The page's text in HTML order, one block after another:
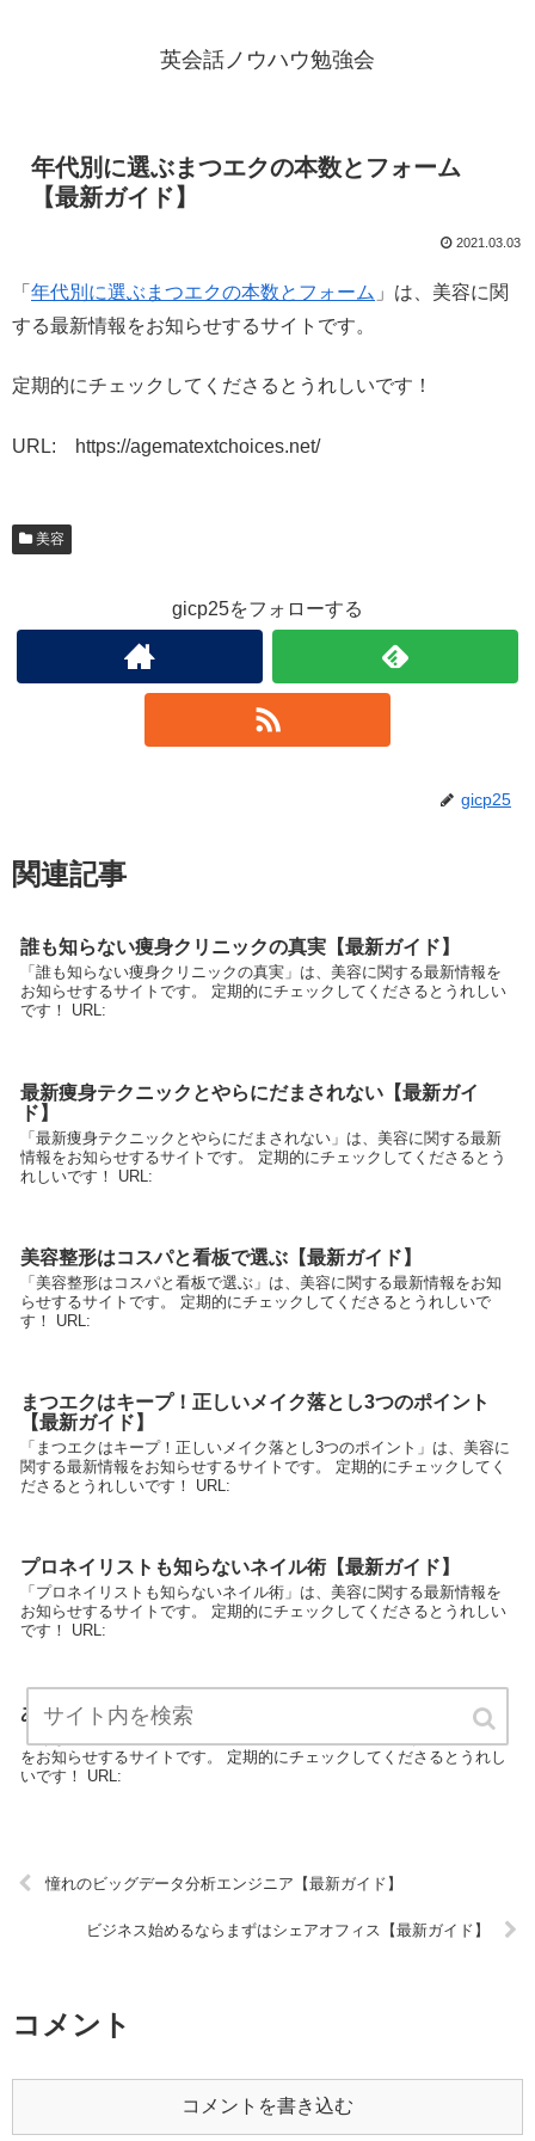
英会話ノウハウ勉強会
年代別に選ぶまつエクの本数とフォーム
【最新ガイド】
2021.03.03
「 年代別に選ぶまつエクの本数とフォーム 」は、美容に関
する最新情報をお知らせするサイトです。
定期的にチェックしてくださるとうれしいです！
URL: https://agematextchoices.net/
美容
gicp25をフォローする
gicp25
関連記事
誰も知らない痩身クリニックの真実【最新ガイド】
「誰も知らない痩身クリニックの真実」は、美容に関する最新情報を
お知らせするサイトです。 定期的にチェックしてくださるとうれしい
です！ URL:
最新痩身テクニックとやらにだまされない【最新ガイ
ド】
「最新痩身テクニックとやらにだまされない」は、美容に関する最新
情報をお知らせするサイトです。 定期的にチェックしてくださるとう
れしいです！ URL:
美容整形はコスパと看板で選ぶ【最新ガイド】
「美容整形はコスパと看板で選ぶ」は、美容に関する最新情報をお知
らせするサイトです。 定期的にチェックしてくださるとうれしいで
す！ URL:
まつエクはキープ！正しいメイク落とし3つのポイント
【最新ガイド】
「まつエクはキープ！正しいメイク落とし3つのポイント」は、美容に
関する最新情報をお知らせするサイトです。 定期的にチェックしてく
ださるとうれしいです！ URL:
プロネイリストも知らないネイル術【最新ガイド】
「プロネイリストも知らないネイル術」は、美容に関する最新情報を
お知らせするサイトです。 定期的にチェックしてくださるとうれしい
です！ URL:
あなたの美容専門学校選び合ってる？【最新ガイド】
をお知らせするサイトです。 定期的にチェックしてくださるとうれし
いです！ URL:
憧れのビッグデータ分析エンジニア【最新ガイド】
ビジネス始めるならまずはシェアオフィス【最新ガイド】
コメント
コメントを書き込む